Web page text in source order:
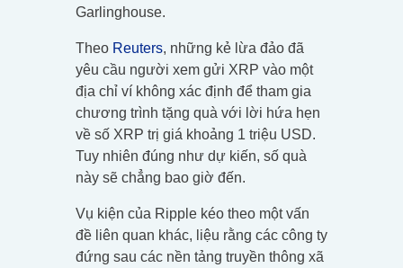
Garlinghouse.
Theo Reuters, những kẻ lừa đảo đã
yêu cầu người xem gửi XRP vào một
địa chỉ ví không xác định để tham gia
chương trình tặng quà với lời hứa hẹn
về số XRP trị giá khoảng 1 triệu USD.
Tuy nhiên đúng như dự kiến, số quà
này sẽ chẳng bao giờ đến.
Vụ kiện của Ripple kéo theo một vấn
đề liên quan khác, liệu rằng các công ty
đứng sau các nền tảng truyền thông xã